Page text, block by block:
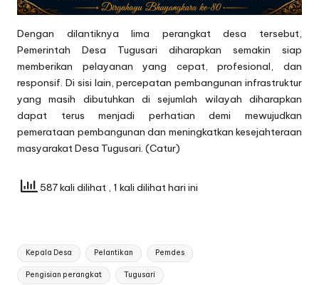
Dengan dilantiknya lima perangkat desa tersebut,
Pemerintah Desa Tugusari diharapkan semakin siap
memberikan pelayanan yang cepat, profesional, dan
responsif. Di sisi lain, percepatan pembangunan infrastruktur
yang masih dibutuhkan di sejumlah wilayah diharapkan
dapat terus menjadi perhatian demi mewujudkan
pemerataan pembangunan dan meningkatkan kesejahteraan
masyarakat Desa Tugusari. (Catur)
587 kali dilihat , 1 kali dilihat hari ini
Tags:
Kepala Desa Pelantikan Pemdes
Pengisian perangkat Tugusari